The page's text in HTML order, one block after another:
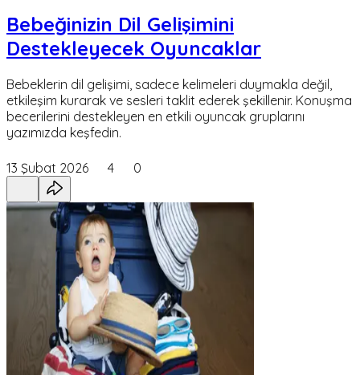
Bebeğinizin Dil Gelişimini
Destekleyecek Oyuncaklar
Bebeklerin dil gelişimi, sadece kelimeleri duymakla değil,
etkileşim kurarak ve sesleri taklit ederek şekillenir. Konuşma
becerilerini destekleyen en etkili oyuncak gruplarını
yazımızda keşfedin.
13 Şubat 2026 4 0